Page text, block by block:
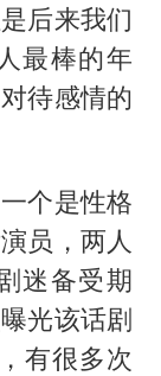
后来我们
最棒的年
待感情的
个是性格
员，两人
迷备受期
光该话剧
有很多次